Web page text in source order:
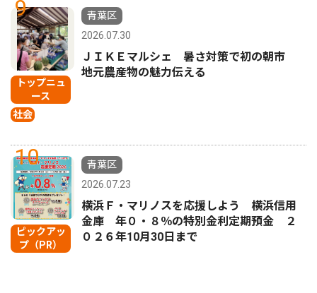
9
トップニュ
ース
社会
青葉区
2026.07.30
ＪＩＫＥマルシェ 暑さ対策で初の朝市
地元農産物の魅力伝える
10
ピックアッ
プ（PR）
青葉区
2026.07.23
横浜Ｆ・マリノスを応援しよう 横浜信用
金庫 年０・８％の特別金利定期預金 ２
０２６年10月30日まで